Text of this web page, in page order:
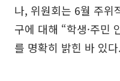
나, 위원회는 6월 주위
구에 대해 “학생·주민
를 명확히 밝힌 바 있다.